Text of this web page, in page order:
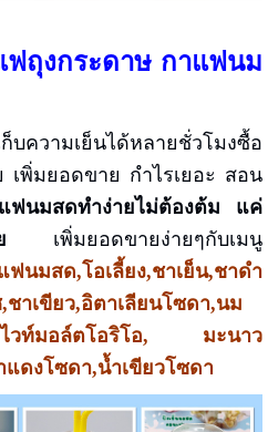
ฟถุงกระดาษ กาแฟนม
วามเย็นได้หลายชั่วโมงซื้อ
เพิ่มยอดขาย กำไรเยอะ สอน
ฟนมสดทำง่ายไม่ต้องต้ม แค่
เพิ่มยอดขายง่ายๆกับเมนู
ฟนมสด,โอเลี้ยง,ชาเย็น,ชาดำ
าเขียว,อิตาเลียนโซดา,นม
,ไวท์มอล์ตโอริโอ, มะนาว
ดงโซดา,น้ำเขียวโซดา